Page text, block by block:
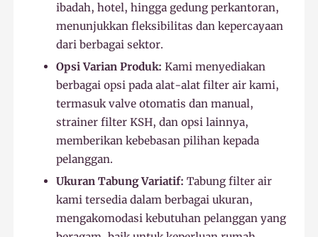
ibadah, hotel, hingga gedung perkantoran,
menunjukkan fleksibilitas dan kepercayaan
dari berbagai sektor.
Opsi Varian Produk: Kami menyediakan
berbagai opsi pada alat-alat filter air kami,
termasuk valve otomatis dan manual,
strainer filter KSH, dan opsi lainnya,
memberikan kebebasan pilihan kepada
pelanggan.
Ukuran Tabung Variatif: Tabung filter air
kami tersedia dalam berbagai ukuran,
mengakomodasi kebutuhan pelanggan yang